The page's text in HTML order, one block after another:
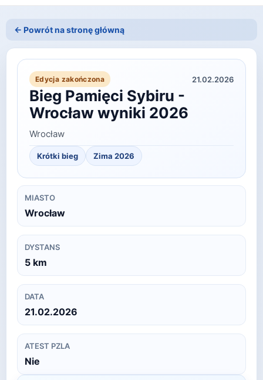
← Powrót na stronę główną
Edycja zakończona 21.02.2026
Bieg Pamięci Sybiru -
Wrocław wyniki 2026
Wrocław
Krótki bieg Zima 2026
MIASTO
Wrocław
DYSTANS
5 km
DATA
21.02.2026
ATEST PZLA
Nie